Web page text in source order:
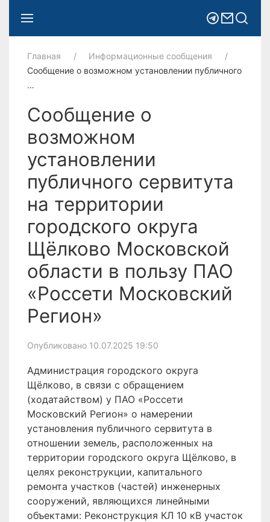
Главная
Информационные сообщения
Сообщение о возможном установлении публичного
…
Сообщение о
возможном
установлении
публичного сервитута
на территории
городского округа
Щёлково Московской
области в пользу ПАО
«Россети Московский
Регион»
Опубликовано 10.07.2025 19:50
Администрация городского округа
Щёлково, в связи с обращением
(ходатайством) у ПАО «Россети
Московский Регион» о намерении
установления публичного сервитута в
отношении земель, расположенных на
территории городского округа Щёлково, в
целях реконструкции, капитального
ремонта участков (частей) инженерных
сооружений, являющихся линейными
объектами: Реконструкция КЛ 10 кВ участок